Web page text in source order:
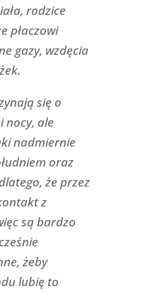
rodzice
płaczowi
gazy, wzdęcia
się o
nocy, ale
nadmiernie
oraz
że przez
z
są bardzo
żeby
lubię to